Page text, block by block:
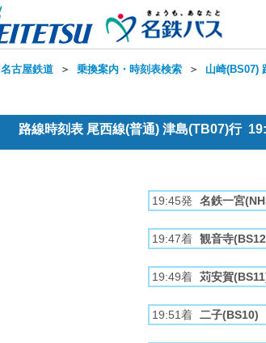
名古屋鉄道 ＞ 乗換案内・時刻表検索 ＞ 山崎(BS07)
路線時刻表 尾西線(普通) 津島(TB07)行
19:45発 名鉄一宮
19:47着 観音寺
19:49着 苅安賀
19:51着 二子(BS10)